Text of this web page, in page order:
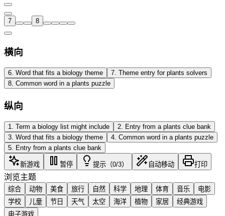
7 8
横向
6. Word that fits a biology theme 7. Theme entry for plants solvers
8. Common word in a plants puzzle
纵向
1 Term a biology list might include 2 Entry from a plants clue bank
3 Word that fits a biology theme 4 Common word in a plants puzzle
5 Entry from a plants clue bank
新游戏 暂停 提示（0/3） 自动移动 打印
浏览主题
综合 动物 美食 旅行 自然 科学 地理 体育 音乐
电影
学校
儿童 节日 天气 太空 海洋 植物 家居
经典游戏
电子游戏